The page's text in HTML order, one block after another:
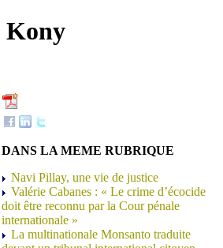
Kony
DANS LA MEME RUBRIQUE
Navi Pillay, une vie de justice
Valérie Cabanes : « Le crime d’écocide
doit être reconnu par la Cour pénale
internationale »
La multinationale Monsanto traduite